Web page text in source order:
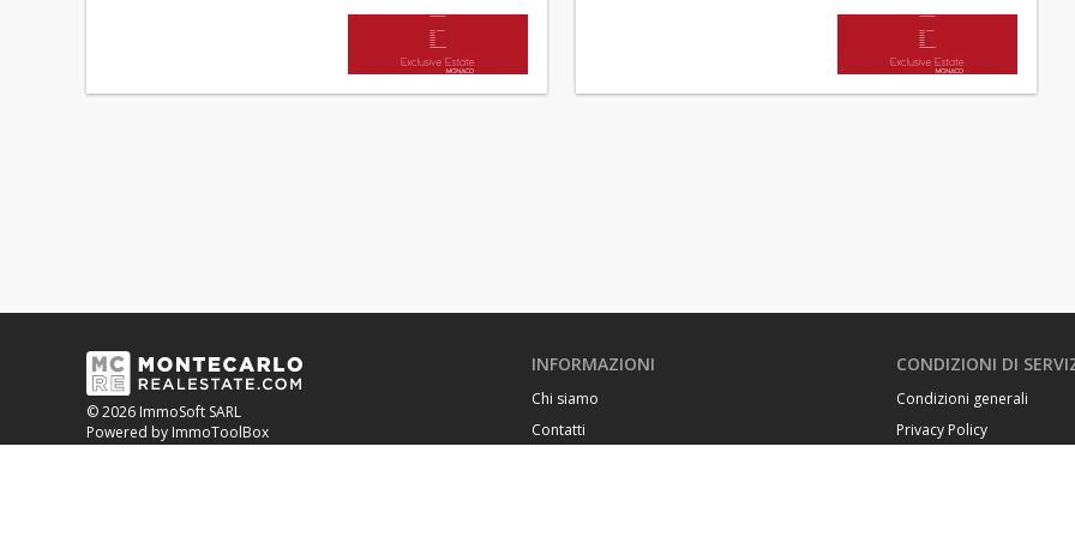
© 2026 ImmoSoft SARL
Powered by ImmoToolBox
INFORMAZIONI
Chi siamo
Contatti
CONDIZIONI DI
Condizioni generali
Privacy Policy